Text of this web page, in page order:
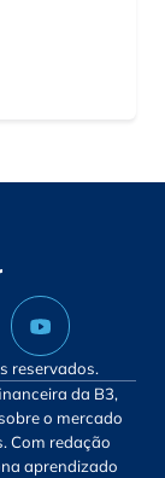
reservados.
da B3,
o mercado
Com redação
aprendizado